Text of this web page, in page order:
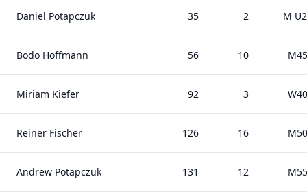
Daniel Potapczuk 35 2 M
Bodo Hoffmann 56 10 M45
Miriam Kiefer 92 3 W40
Reiner Fischer 126 16 M50
Andrew Potapczuk 131 12 M55